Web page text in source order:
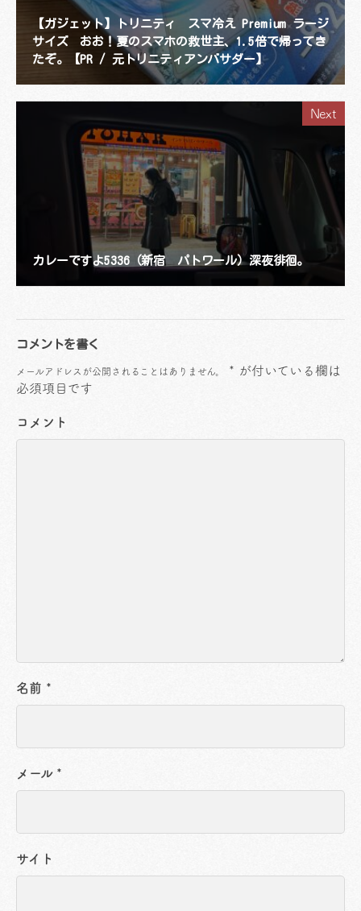
【ガジェット】トリニティ スマ冷え Premium ラージ
サイズ おお！夏のスマホの救世主、1.5倍で帰ってき
たぞ。【PR / 元トリニティアンバサダー】
Next
カレーですよ5336（新宿 パトワール）深夜徘徊。
コメントを書く
メールアドレスが公開されることはありません。 * が付いている欄は
必須項目です
コメント
名前 *
メール *
サイト